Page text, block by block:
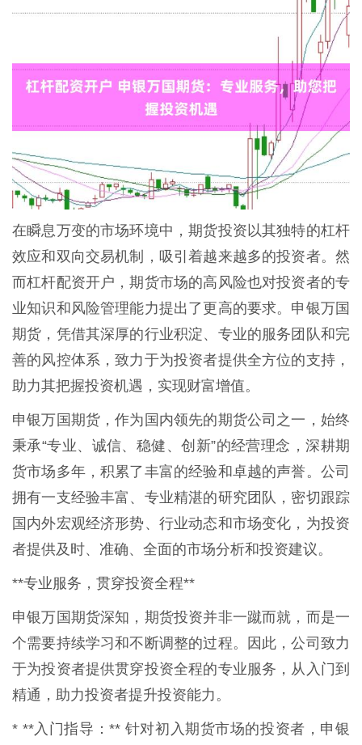
在瞬息万变的市场环境中，期货投资以其独特的杠杆
效应和双向交易机制，吸引着越来越多的投资者。然
而杠杆配资开户，期货市场的高风险也对投资者的专
业知识和风险管理能力提出了更高的要求。申银万国
期货，凭借其深厚的行业积淀、专业的服务团队和完
善的风控体系，致力于为投资者提供全方位的支持，
助力其把握投资机遇，实现财富增值。
申银万国期货，作为国内领先的期货公司之一，始终
秉承“专业、诚信、稳健、创新”的经营理念，深耕期
货市场多年，积累了丰富的经验和卓越的声誉。公司
拥有一支经验丰富、专业精湛的研究团队，密切跟踪
国内外宏观经济形势、行业动态和市场变化，为投资
者提供及时、准确、全面的市场分析和投资建议。
**专业服务，贯穿投资全程**
申银万国期货深知，期货投资并非一蹴而就，而是一
个需要持续学习和不断调整的过程。因此，公司致力
于为投资者提供贯穿投资全程的专业服务，从入门到
精通，助力投资者提升投资能力。
* **入门指导：** 针对初入期货市场的投资者，申银